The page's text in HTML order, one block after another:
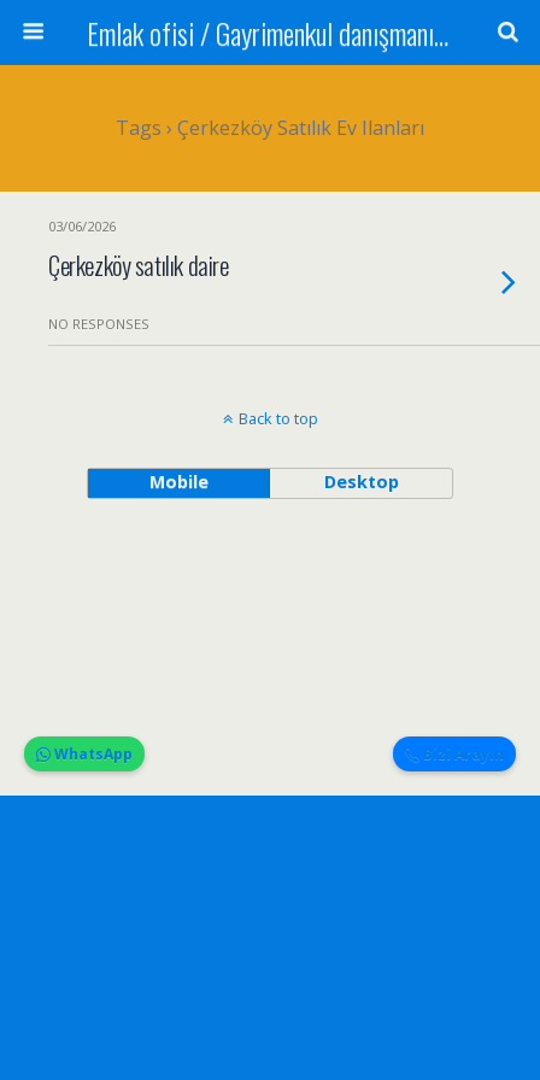
Emlak ofisi / Gayrimenkul danışmanı Satılık daire / Kiralık daire Satılık arsa / Tarla Satılık dükkan / Mağaza Devren satılık işyeri Depo ve antrepo Yatırım: Yatırımlık arsa
Tags › Çerkezköy Satılık Ev Ilanları
03/06/2026
Çerkezköy satılık daire
NO RESPONSES
Back to top
Mobile Desktop
Bizi Arayın
WhatsApp